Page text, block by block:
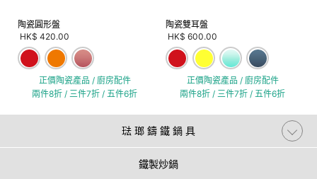
陶瓷圓形盤
HK$ 420.00
正價陶瓷產品 / 廚房配件
兩件8折 / 三件7折 / 五件6折
陶瓷雙耳盤
HK$ 600.00
正價陶瓷產品 / 廚房配件
兩件8折 / 三件7折 / 五件6折
琺 瑯 鑄 鐵 鍋 具
鐵製炒鍋